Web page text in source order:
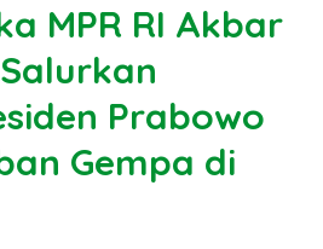
MPR RI Akbar
Prabowo
Gempa di